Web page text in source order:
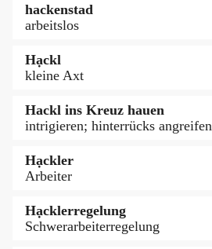
hackenstad
arbeitslos
Hạckl
kleine Axt
Hackl ins Kreuz hauen
intrigieren; hinterrücks angreifen
Hạckler
Arbeiter
Hạcklerregelung
Schwerarbeiterregelung